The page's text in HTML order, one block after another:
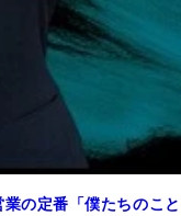
の定番「僕たちのこと